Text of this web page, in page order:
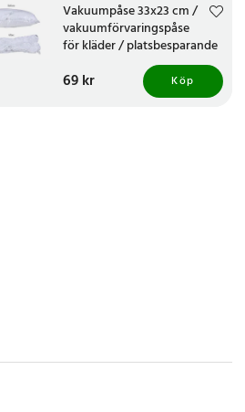
Vakuumpåse 33x23 cm /
vakuumförvaringspåse
för kläder / platsbesparande
förvaringspåse /
återanvändbar vakuumpåse
Pris:69 kr
69 kr Köp